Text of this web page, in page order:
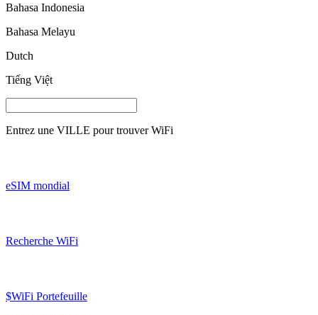
Bahasa Indonesia
Bahasa Melayu
Dutch
Tiếng Việt
Entrez une VILLE pour trouver WiFi
eSIM mondial
Recherche WiFi
$WiFi Portefeuille